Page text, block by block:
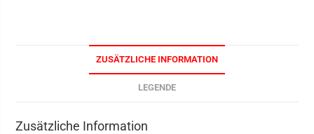
ZUSÄTZLICHE INFORMATION
LEGENDE
Zusätzliche Information